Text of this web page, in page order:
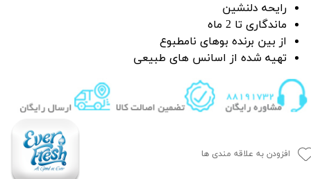
رایحه دلنشین
ماندگاری تا 2 ماه
از بین برنده بوهای نامطبوع
تهیه شده از اسانس های طبیعی
افزودن به علاقه مندی ها